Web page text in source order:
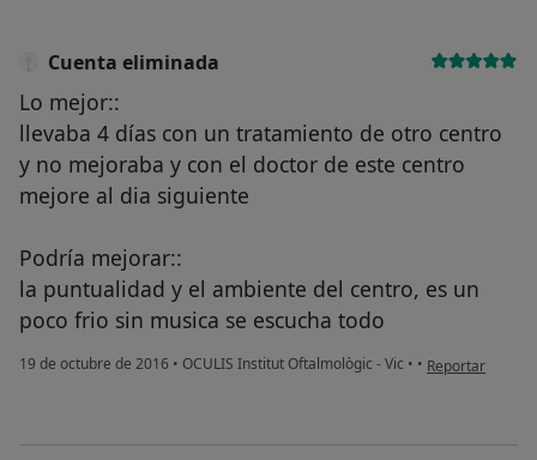
Cuenta eliminada
Lo mejor::
llevaba 4 días con un tratamiento de otro centro
y no mejoraba y con el doctor de este centro
mejore al dia siguiente
Podría mejorar::
la puntualidad y el ambiente del centro, es un
poco frio sin musica se escucha todo
19 de octubre de 2016 • OCULIS Institut Oftalmològic - Vic • • en opinión del
Reportar